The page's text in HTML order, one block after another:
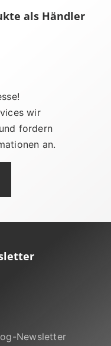
als Händler
wir
fordern
an.
Newsletter